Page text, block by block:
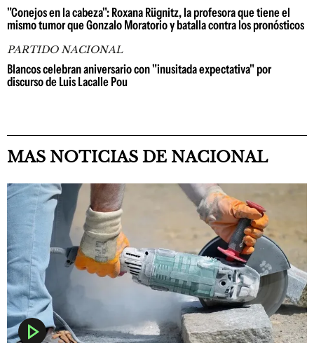
"Conejos en la cabeza": Roxana Rügnitz, la profesora que tiene el
mismo tumor que Gonzalo Moratorio y batalla contra los pronósticos
PARTIDO NACIONAL
Blancos celebran aniversario con "inusitada expectativa" por
discurso de Luis Lacalle Pou
MAS NOTICIAS DE NACIONAL